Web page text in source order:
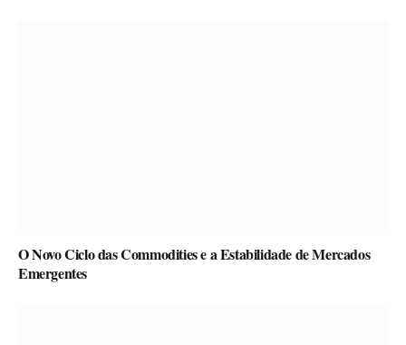
O Novo Ciclo das Commodities e a Estabilidade de Mercados
Emergentes